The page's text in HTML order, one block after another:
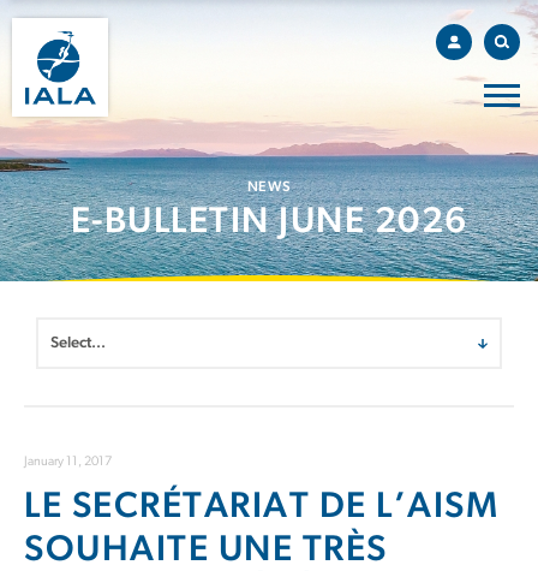
NEWS
E-BULLETIN JUNE 2026
January 11, 2017
LE SECRÉTARIAT DE L’AISM
SOUHAITE UNE TRÈS